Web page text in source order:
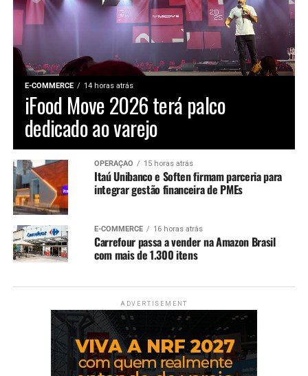
E-COMMERCE 14 horas atrás
iFood Move 2026 terá palco
dedicado ao varejo
OPERAÇÃO 15 horas atrás
Itaú Unibanco e Soften firmam parceria para
integrar gestão financeira de PMEs
E-COMMERCE 16 horas atrás
Carrefour passa a vender na Amazon Brasil
com mais de 1.300 itens
ADVERTISEMENT